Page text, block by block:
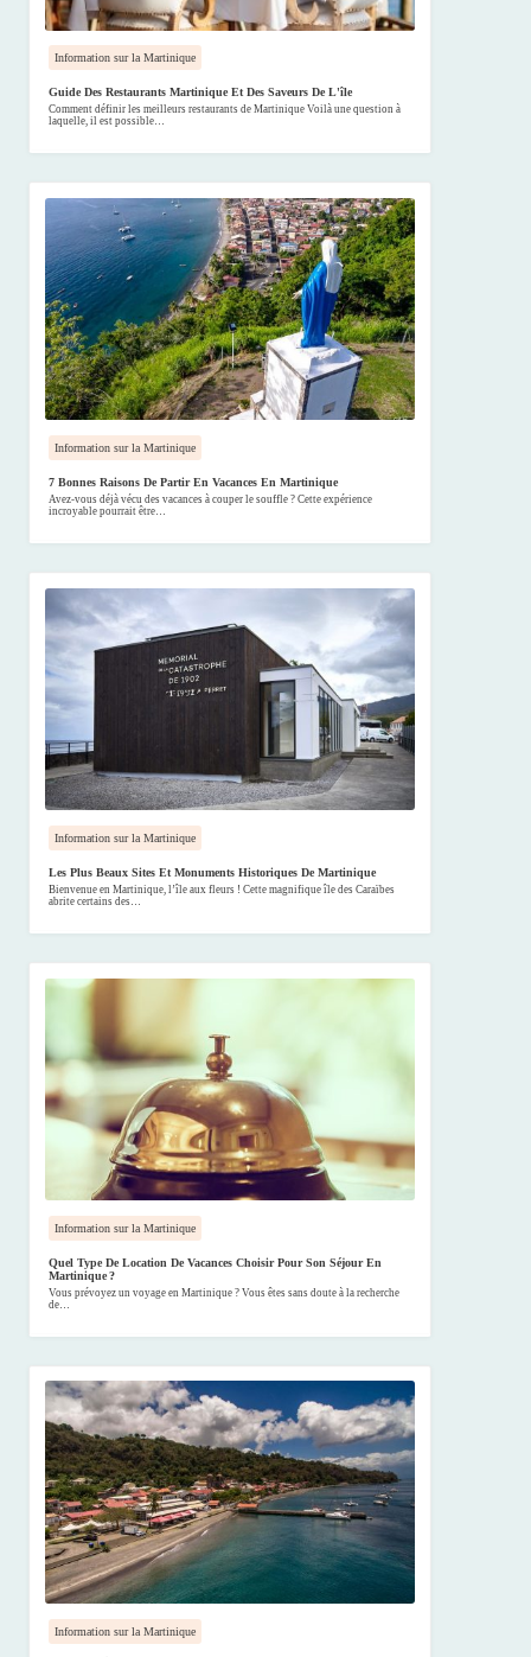
Information sur la Martinique
Guide Des Restaurants Martinique Et Des Saveurs De L'île
Comment définir les meilleurs restaurants de Martinique Voilà une question à
laquelle, il est possible…
Information sur la Martinique
7 Bonnes Raisons De Partir En Vacances En Martinique
Avez-vous déjà vécu des vacances à couper le souffle ? Cette expérience
incroyable pourrait être…
Information sur la Martinique
Les Plus Beaux Sites Et Monuments Historiques De Martinique
Bienvenue en Martinique, l’île aux fleurs ! Cette magnifique île des Caraïbes
abrite certains des…
Information sur la Martinique
Quel Type De Location De Vacances Choisir Pour Son Séjour En
Martinique ?
Vous prévoyez un voyage en Martinique ? Vous êtes sans doute à la recherche
de…
Information sur la Martinique